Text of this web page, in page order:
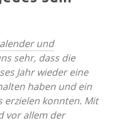
und
sehr, dass die
Jahr wieder eine
haben und ein
erzielen konnten. Mit
vor allem der